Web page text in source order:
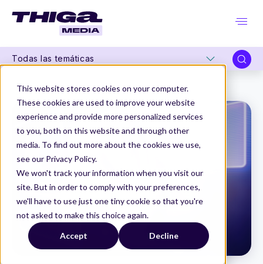
This website stores cookies on your computer.
These cookies are used to improve your website
experience and provide more personalized services
to you, both on this website and through other
media. To find out more about the cookies we use,
see our Privacy Policy.
We won't track your information when you visit our
site. But in order to comply with your preferences,
we'll have to use just one tiny cookie so that you're
not asked to make this choice again.
Accept Decline
Todas las temáticas
Thiga Media Editorial La Evangelización al documentar tu producto